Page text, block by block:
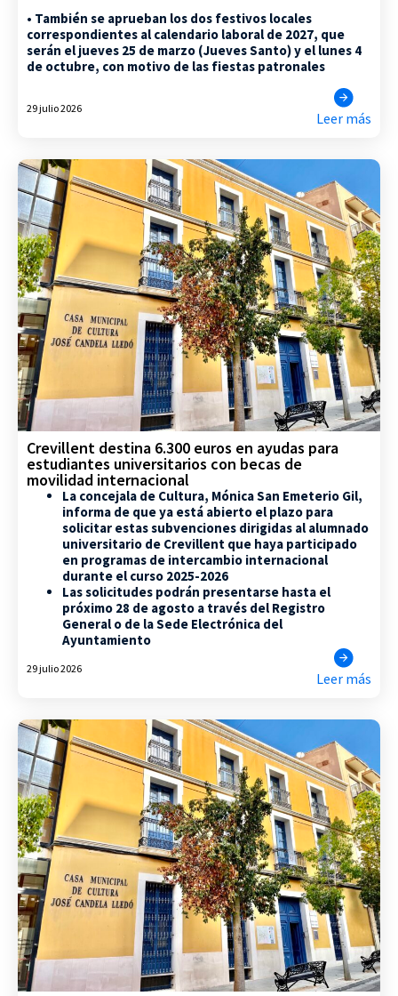
• También se aprueban los dos festivos locales
correspondientes al calendario laboral de 2027, que
serán el jueves 25 de marzo (Jueves Santo) y el lunes 4
de octubre, con motivo de las fiestas patronales
29 julio 2026
Leer más
Crevillent destina 6.300 euros en ayudas para
estudiantes universitarios con becas de
movilidad internacional
La concejala de Cultura, Mónica San Emeterio Gil,
informa de que ya está abierto el plazo para
solicitar estas subvenciones dirigidas al alumnado
universitario de Crevillent que haya participado
en programas de intercambio internacional
durante el curso 2025-2026
Las solicitudes podrán presentarse hasta el
próximo 28 de agosto a través del Registro
General o de la Sede Electrónica del
Ayuntamiento
29 julio 2026
Leer más